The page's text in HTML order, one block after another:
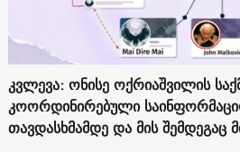
კვლევა: ონისე ოქრიაშვილის
კოორდინირებული
თავდასხმამდე და მის შემდეგაც